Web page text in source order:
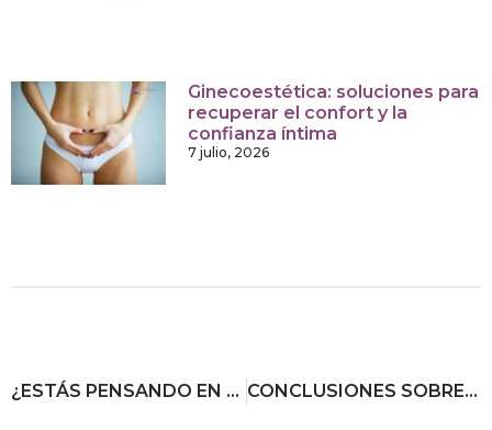
Ginecoestética: soluciones para
recuperar el confort y la
confianza íntima
7 julio, 2026
¿ESTÁS PENSANDO EN ELIMINAR EL VELLO DE FORMA DEFINITIVA? CONCLUSIONES SOBRE LA DEPILACIÓN LÁSER Y LOS DISTINTOS LÁSERES